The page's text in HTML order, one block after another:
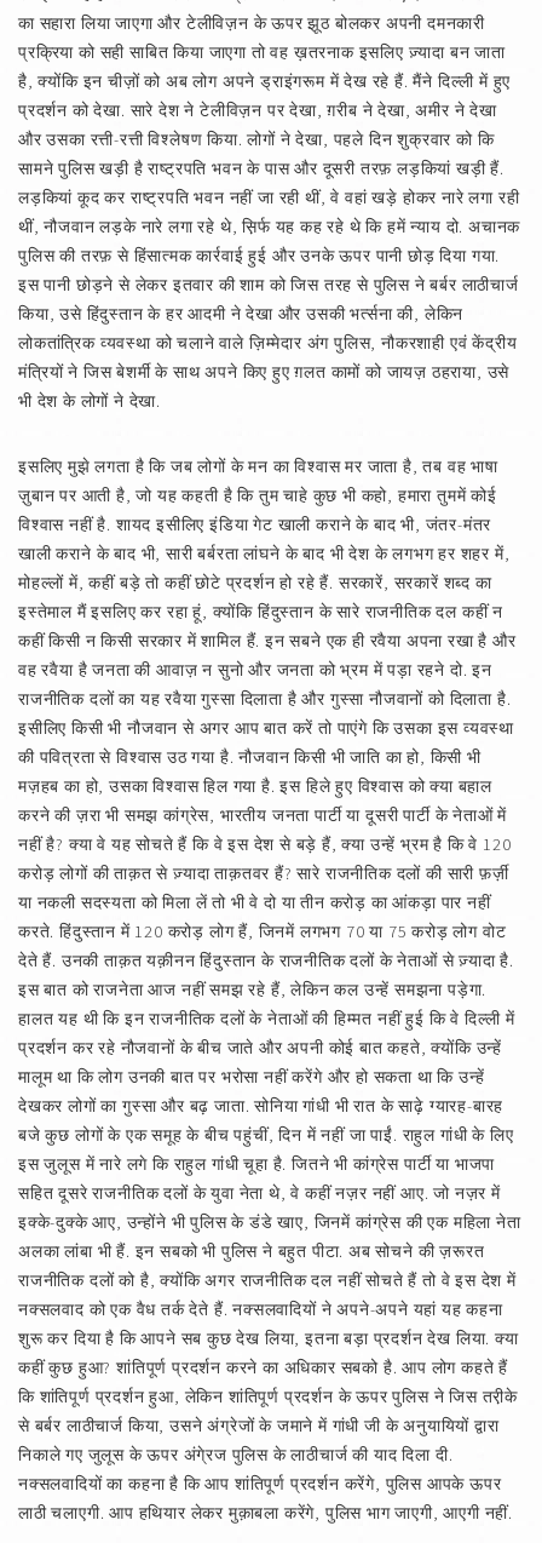
का सहारा लिया जाएगा और टेलीविज़न के ऊपर झूठ बोलकर अपनी दमनकारी
प्रक्रिया को सही साबित किया जाएगा तो वह ख़तरनाक इसलिए ज़्यादा बन जाता
है, क्योंकि इन चीज़ों को अब लोग अपने ड्राइंगरूम में देख रहे हैं. मैंने दिल्ली में हुए
प्रदर्शन को देखा. सारे देश ने टेलीविज़न पर देखा, ग़रीब ने देखा, अमीर ने देखा
और उसका रत्ती-रत्ती विश्‍लेषण किया. लोगों ने देखा, पहले दिन शुक्रवार को कि
सामने पुलिस खड़ी है राष्ट्रपति भवन के पास और दूसरी तरफ़ लड़कियां खड़ी हैं.
लड़कियां कूद कर राष्ट्रपति भवन नहीं जा रही थीं, वे वहां खड़े होकर नारे लगा रही
थीं, नौजवान लड़के नारे लगा रहे थे, स़िर्फ यह कह रहे थे कि हमें न्याय दो. अचानक
पुलिस की तरफ़ से हिंसात्मक कार्रवाई हुई और उनके ऊपर पानी छोड़ दिया गया.
इस पानी छोड़ने से लेकर इतवार की शाम को जिस तरह से पुलिस ने बर्बर लाठीचार्ज
किया, उसे हिंदुस्तान के हर आदमी ने देखा और उसकी भर्त्सना की, लेकिन
लोकतांत्रिक व्यवस्था को चलाने वाले ज़िम्मेदार अंग पुलिस, नौकरशाही एवं केंद्रीय
मंत्रियों ने जिस बेशर्मी के साथ अपने किए हुए ग़लत कामों को जायज़ ठहराया, उसे
भी देश के लोगों ने देखा.
इसलिए मुझे लगता है कि जब लोगों के मन का विश्‍वास मर जाता है, तब वह भाषा
ज़ुबान पर आती है, जो यह कहती है कि तुम चाहे कुछ भी कहो, हमारा तुममें कोई
विश्‍वास नहीं है. शायद इसीलिए इंडिया गेट खाली कराने के बाद भी, जंतर-मंतर
खाली कराने के बाद भी, सारी बर्बरता लांघने के बाद भी देश के लगभग हर शहर में,
मोहल्लों में, कहीं बड़े तो कहीं छोटे प्रदर्शन हो रहे हैं. सरकारें, सरकारें शब्द का
इस्तेमाल मैं इसलिए कर रहा हूं, क्योंकि हिंदुस्तान के सारे राजनीतिक दल कहीं न
कहीं किसी न किसी सरकार में शामिल हैं. इन सबने एक ही रवैया अपना रखा है और
वह रवैया है जनता की आवाज़ न सुनो और जनता को भ्रम में पड़ा रहने दो. इन
राजनीतिक दलों का यह रवैया गुस्सा दिलाता है और गुस्सा नौजवानों को दिलाता है.
इसीलिए किसी भी नौजवान से अगर आप बात करें तो पाएंगे कि उसका इस व्यवस्था
की पवित्रता से विश्‍वास उठ गया है. नौजवान किसी भी जाति का हो, किसी भी
मज़हब का हो, उसका विश्‍वास हिल गया है. इस हिले हुए विश्‍वास को क्या बहाल
करने की ज़रा भी समझ कांग्रेस, भारतीय जनता पार्टी या दूसरी पार्टी के नेताओं में
नहीं है? क्या वे यह सोचते हैं कि वे इस देश से बड़े हैं, क्या उन्हें भ्रम है कि वे 120
करोड़ लोगों की ताक़त से ज़्यादा ताक़तवर हैं? सारे राजनीतिक दलों की सारी फ़र्ज़ी
या नकली सदस्यता को मिला लें तो भी वे दो या तीन करोड़ का आंकड़ा पार नहीं
करते. हिंदुस्तान में 120 करोड़ लोग हैं, जिनमें लगभग 70 या 75 करोड़ लोग वोट
देते हैं. उनकी ताक़त यक़ीनन हिंदुस्तान के राजनीतिक दलों के नेताओं से ज़्यादा है.
इस बात को राजनेता आज नहीं समझ रहे हैं, लेकिन कल उन्हें समझना पड़ेगा.
हालत यह थी कि इन राजनीतिक दलों के नेताओं की हिम्मत नहीं हुई कि वे दिल्ली में
प्रदर्शन कर रहे नौजवानों के बीच जाते और अपनी कोई बात कहते, क्योंकि उन्हें
मालूम था कि लोग उनकी बात पर भरोसा नहीं करेंगे और हो सकता था कि उन्हें
देखकर लोगों का गुस्सा और बढ़ जाता. सोनिया गांधी भी रात के साढ़े ग्यारह-बारह
बजे कुछ लोगों के एक समूह के बीच पहुंचीं, दिन में नहीं जा पाईं. राहुल गांधी के लिए
इस जुलूस में नारे लगे कि राहुल गांधी चूहा है. जितने भी कांग्रेस पार्टी या भाजपा
सहित दूसरे राजनीतिक दलों के युवा नेता थे, वे कहीं नज़र नहीं आए. जो नज़र में
इक्के-दुक्के आए, उन्होंने भी पुलिस के डंडे खाए, जिनमें कांग्रेस की एक महिला नेता
अलका लांबा भी हैं. इन सबको भी पुलिस ने बहुत पीटा. अब सोचने की ज़रूरत
राजनीतिक दलों को है, क्योंकि अगर राजनीतिक दल नहीं सोचते हैं तो वे इस देश में
नक्सलवाद को एक वैध तर्क देते हैं. नक्सलवादियों ने अपने-अपने यहां यह कहना
शुरू कर दिया है कि आपने सब कुछ देख लिया, इतना बड़ा प्रदर्शन देख लिया. क्या
कहीं कुछ हुआ? शांतिपूर्ण प्रदर्शन करने का अधिकार सबको है. आप लोग कहते हैं
कि शांतिपूर्ण प्रदर्शन हुआ, लेकिन शांतिपूर्ण प्रदर्शन के ऊपर पुलिस ने जिस तरी़के
से बर्बर लाठीचार्ज किया, उसने अंग्रेजों के जमाने में गांधी जी के अनुयायियों द्वारा
निकाले गए जुलूस के ऊपर अंगे्रज पुलिस के लाठीचार्ज की याद दिला दी.
नक्सलवादियों का कहना है कि आप शांतिपूर्ण प्रदर्शन करेंगे, पुलिस आपके ऊपर
लाठी चलाएगी. आप हथियार लेकर मुक़ाबला करेंगे, पुलिस भाग जाएगी, आएगी नहीं.